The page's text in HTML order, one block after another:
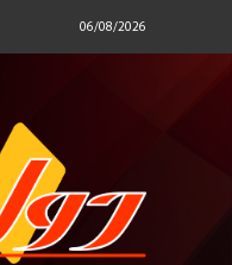
06/08/2026